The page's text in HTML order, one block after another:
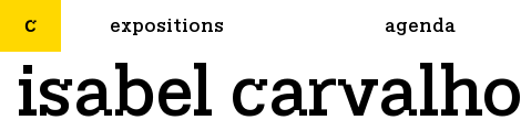
expositions agenda
isabel carvalho